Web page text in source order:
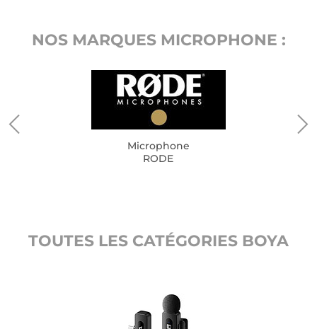
NOS MARQUES MICROPHONE :
Microphone
RODE
TOUTES LES CATÉGORIES BOYA